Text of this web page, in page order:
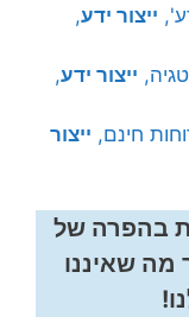
ייצור ידע,
ייצור ידע,
ייצור
בהפרה של
מה שאיננו